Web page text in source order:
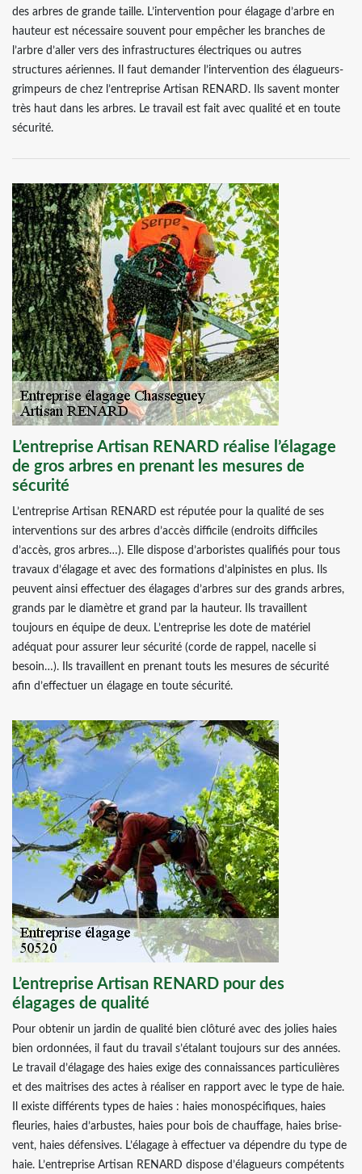
des arbres de grande taille. L’intervention pour élagage d’arbre en
hauteur est nécessaire souvent pour empêcher les branches de
l’arbre d’aller vers des infrastructures électriques ou autres
structures aériennes. Il faut demander l’intervention des élagueurs-
grimpeurs de chez l’entreprise Artisan RENARD. Ils savent monter
très haut dans les arbres. Le travail est fait avec qualité et en toute
sécurité.
L’entreprise Artisan RENARD réalise l’élagage
de gros arbres en prenant les mesures de
sécurité
L’entreprise Artisan RENARD est réputée pour la qualité de ses
interventions sur des arbres d’accès difficile (endroits difficiles
d’accès, gros arbres…). Elle dispose d’arboristes qualifiés pour tous
travaux d’élagage et avec des formations d’alpinistes en plus. Ils
peuvent ainsi effectuer des élagages d’arbres sur des grands arbres,
grands par le diamètre et grand par la hauteur. Ils travaillent
toujours en équipe de deux. L’entreprise les dote de matériel
adéquat pour assurer leur sécurité (corde de rappel, nacelle si
besoin…). Ils travaillent en prenant touts les mesures de sécurité
afin d’effectuer un élagage en toute sécurité.
L’entreprise Artisan RENARD pour des
élagages de qualité
Pour obtenir un jardin de qualité bien clôturé avec des jolies haies
bien ordonnées, il faut du travail s’étalant toujours sur des années.
Le travail d’élagage des haies exige des connaissances particulières
et des maitrises des actes à réaliser en rapport avec le type de haie.
Il existe différents types de haies : haies monospécifiques, haies
fleuries, haies d’arbustes, haies pour bois de chauffage, haies brise-
vent, haies défensives. L’élagage à effectuer va dépendre du type de
haie. L’entreprise Artisan RENARD dispose d’élagueurs compétents